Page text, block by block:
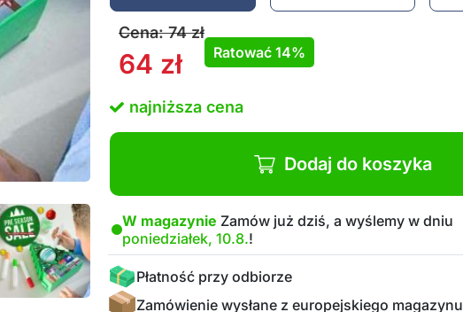
Cena:74zł
64 zł Ratować 14%
najniższa cena
Dodaj do koszyka
W magazynie Zamów już dziś, a wyślemy w dniu
poniedziałek, 10.8.!
Płatność przy odbiorze
Zamówienie wysłane z europejskiego magazynu